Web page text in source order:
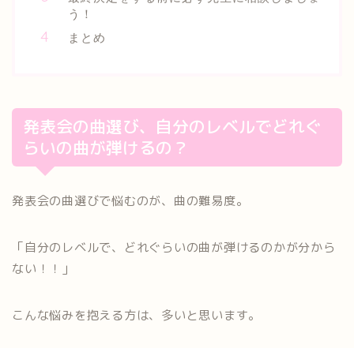
う！
まとめ
発表会の曲選び、自分のレベルでどれぐ
らいの曲が弾けるの？
発表会の曲選びで悩むのが、曲の難易度。
「自分のレベルで、どれぐらいの曲が弾けるのかが分から
ない！！
」
こんな悩みを抱える方は、多いと思います。